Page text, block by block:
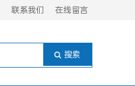
联系我们 在线留言